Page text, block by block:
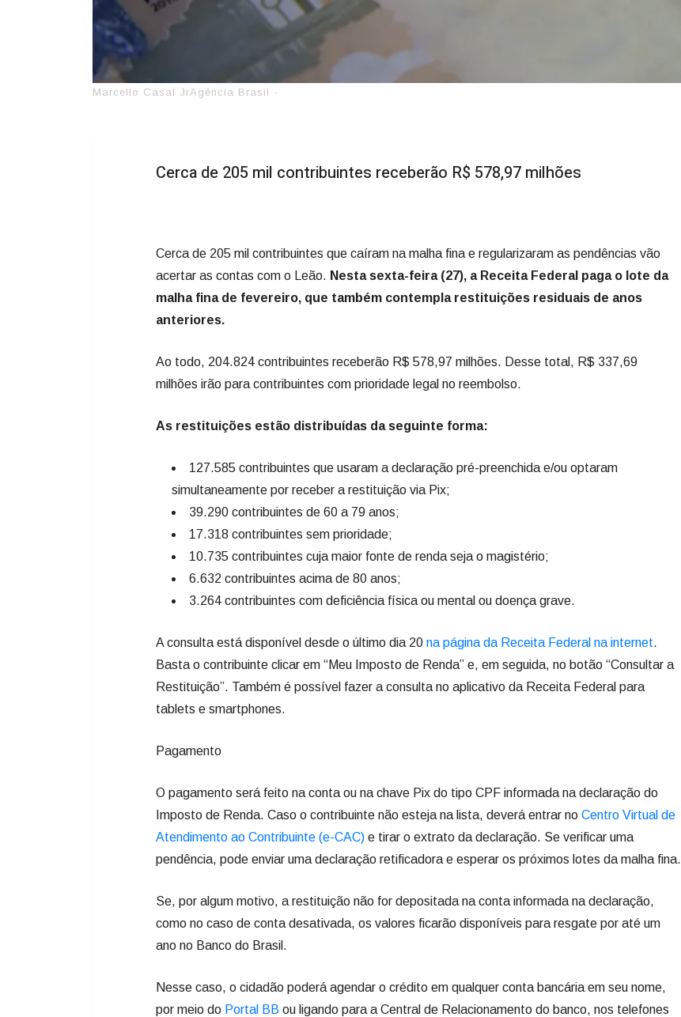
Marcello Casal JrAgência Brasil -
Cerca de 205 mil contribuintes receberão R$ 578,97 milhões
Cerca de 205 mil contribuintes que caíram na malha fina e regularizaram as pendências vão
acertar as contas com o Leão. Nesta sexta-feira (27), a Receita Federal paga o lote da
malha fina de fevereiro, que também contempla restituições residuais de anos
anteriores.
Ao todo, 204.824 contribuintes receberão R$ 578,97 milhões. Desse total, R$ 337,69
milhões irão para contribuintes com prioridade legal no reembolso.
As restituições estão distribuídas da seguinte forma:
127.585 contribuintes que usaram a declaração pré-preenchida e/ou optaram
simultaneamente por receber a restituição via Pix;
39.290 contribuintes de 60 a 79 anos;
17.318 contribuintes sem prioridade;
10.735 contribuintes cuja maior fonte de renda seja o magistério;
6.632 contribuintes acima de 80 anos;
3.264 contribuintes com deficiência física ou mental ou doença grave.
A consulta está disponível desde o último dia 20 na página da Receita Federal na internet.
Basta o contribuinte clicar em “Meu Imposto de Renda” e, em seguida, no botão “Consultar a
Restituição”. Também é possível fazer a consulta no aplicativo da Receita Federal para
tablets e smartphones.
Pagamento
O pagamento será feito na conta ou na chave Pix do tipo CPF informada na declaração do
Imposto de Renda. Caso o contribuinte não esteja na lista, deverá entrar no Centro Virtual de
Atendimento ao Contribuinte (e-CAC) e tirar o extrato da declaração. Se verificar uma
pendência, pode enviar uma declaração retificadora e esperar os próximos lotes da malha fina.
Se, por algum motivo, a restituição não for depositada na conta informada na declaração,
como no caso de conta desativada, os valores ficarão disponíveis para resgate por até um
ano no Banco do Brasil.
Nesse caso, o cidadão poderá agendar o crédito em qualquer conta bancária em seu nome,
por meio do Portal BB ou ligando para a Central de Relacionamento do banco, nos telefones